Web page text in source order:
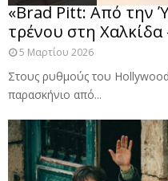
«Brad Pitt: Από την
τρένου στη Χαλκίδα
5 Μαρτίου 2026
Στους ρυθμούς του
παρασκήνιο από...